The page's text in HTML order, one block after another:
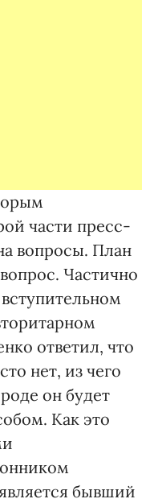
части пресс-
вопросы. План
Частично
ответил, что
нет, из чего
он будет
Как это
бывший